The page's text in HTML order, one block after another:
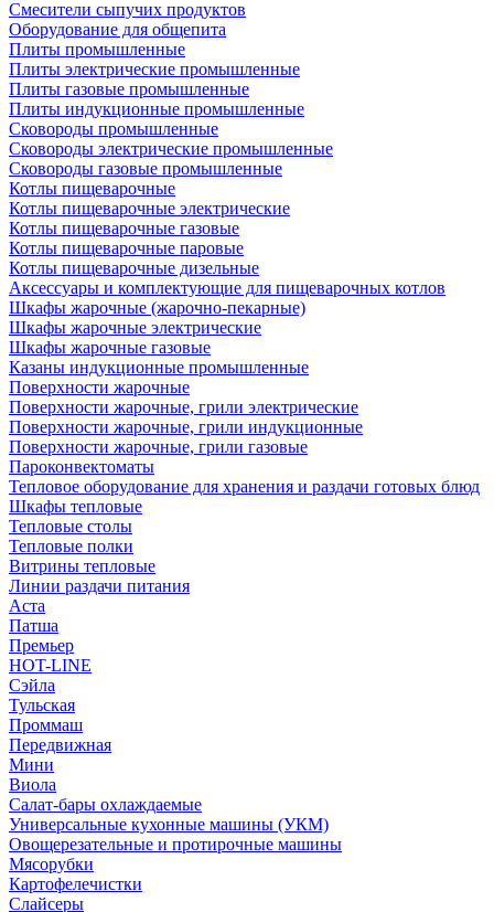
Смесители сыпучих продуктов
Оборудование для общепита
Плиты промышленные
Плиты электрические промышленные
Плиты газовые промышленные
Плиты индукционные промышленные
Сковороды промышленные
Сковороды электрические промышленные
Сковороды газовые промышленные
Котлы пищеварочные
Котлы пищеварочные электрические
Котлы пищеварочные газовые
Котлы пищеварочные паровые
Котлы пищеварочные дизельные
Аксессуары и комплектующие для пищеварочных котлов
Шкафы жарочные (жарочно-пекарные)
Шкафы жарочные электрические
Шкафы жарочные газовые
Казаны индукционные промышленные
Поверхности жарочные
Поверхности жарочные, грили электрические
Поверхности жарочные, грили индукционные
Поверхности жарочные, грили газовые
Пароконвектоматы
Тепловое оборудование для хранения и раздачи готовых блюд
Шкафы тепловые
Тепловые столы
Тепловые полки
Витрины тепловые
Линии раздачи питания
Аста
Патша
Премьер
HOT-LINE
Сэйла
Тульская
Проммаш
Передвижная
Мини
Виола
Салат-бары охлаждаемые
Универсальные кухонные машины (УКМ)
Овощерезательные и протирочные машины
Мясорубки
Картофелечистки
Слайсеры